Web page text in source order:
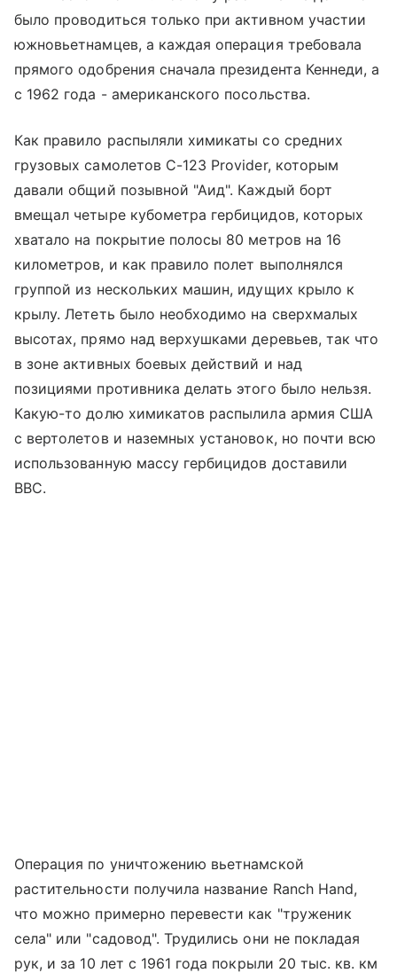
было проводиться только при активном участии
южновьетнамцев, а каждая операция требовала
прямого одобрения сначала президента Кеннеди, а
с 1962 года - американского посольства.
Как правило распыляли химикаты со средних
грузовых самолетов C-123 Provider, которым
давали общий позывной "Аид". Каждый борт
вмещал четыре кубометра гербицидов, которых
хватало на покрытие полосы 80 метров на 16
километров, и как правило полет выполнялся
группой из нескольких машин, идущих крыло к
крылу. Лететь было необходимо на сверхмалых
высотах, прямо над верхушками деревьев, так что
в зоне активных боевых действий и над
позициями противника делать этого было нельзя.
Какую-то долю химикатов распылила армия США
с вертолетов и наземных установок, но почти всю
использованную массу гербицидов доставили
ВВС.
Операция по уничтожению вьетнамской
растительности получила название Ranch Hand,
что можно примерно перевести как "труженик
села" или "садовод". Трудились они не покладая
рук, и за 10 лет с 1961 года покрыли 20 тыс. кв. км